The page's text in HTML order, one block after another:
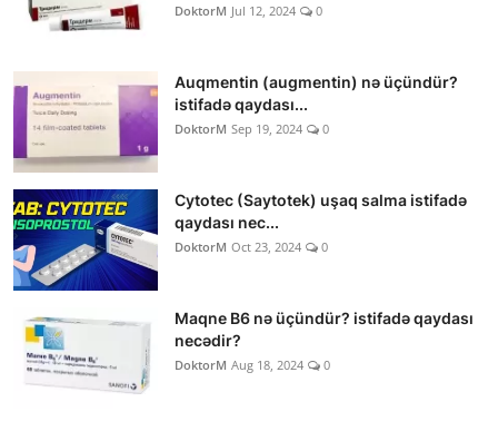
DoktorM Jul 12, 2024 0
Auqmentin (augmentin) nə üçündür?
istifadə qaydası...
DoktorM Sep 19, 2024 0
Cytotec (Saytotek) uşaq salma istifadə
qaydası nec...
DoktorM Oct 23, 2024 0
Maqne B6 nə üçündür? istifadə qaydası
necədir?
DoktorM Aug 18, 2024 0